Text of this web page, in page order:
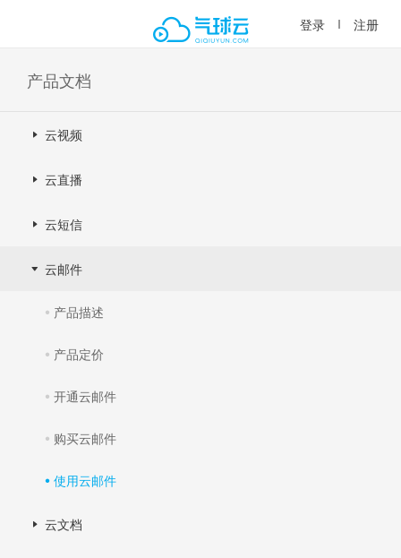
登录 注册
产品文档
云视频
云直播
云短信
云邮件
产品描述
产品定价
开通云邮件
购买云邮件
使用云邮件
云文档